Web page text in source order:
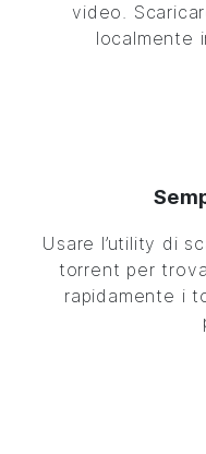
video.
localmente
Usare l’utility di
torrent per
rapidamente i